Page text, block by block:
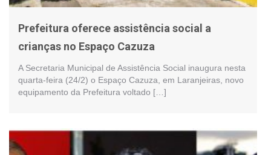
Prefeitura oferece assistência social a
crianças no Espaço Cazuza
A Secretaria Municipal de Assistência Social inaugura nesta
quarta-feira (24/2) o Espaço Cazuza, em Laranjeiras, novo
equipamento da Prefeitura voltado […]